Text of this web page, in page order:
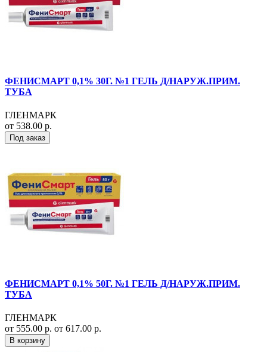
ФЕНИСМАРТ 0,1% 30Г. №1 ГЕЛЬ Д/НАРУЖ.ПРИМ.
ТУБА
ГЛЕНМАРК
от 538.00 р.
Под заказ
ФЕНИСМАРТ 0,1% 50Г. №1 ГЕЛЬ Д/НАРУЖ.ПРИМ.
ТУБА
ГЛЕНМАРК
от 555.00 р. от 617.00 р.
В корзину